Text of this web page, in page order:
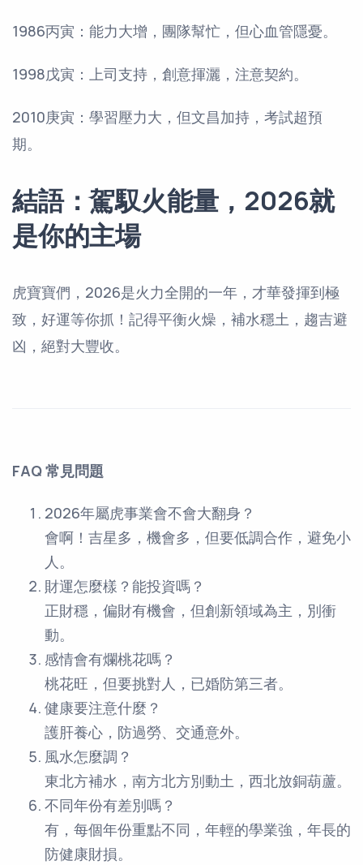
1986丙寅：能力大增，團隊幫忙，但心血管隱憂。
1998戊寅：上司支持，創意揮灑，注意契約。
2010庚寅：學習壓力大，但文昌加持，考試超預
期。
結語：駕馭火能量，2026就
是你的主場
虎寶寶們，2026是火力全開的一年，才華發揮到極
致，好運等你抓！記得平衡火燥，補水穩土，趨吉避
凶，絕對大豐收。
FAQ 常見問題
2026年屬虎事業會不會大翻身？
會啊！吉星多，機會多，但要低調合作，避免小
人。
財運怎麼樣？能投資嗎？
正財穩，偏財有機會，但創新領域為主，別衝
動。
感情會有爛桃花嗎？
桃花旺，但要挑對人，已婚防第三者。
健康要注意什麼？
護肝養心，防過勞、交通意外。
風水怎麼調？
東北方補水，南方北方別動土，西北放銅葫蘆。
不同年份有差別嗎？
有，每個年份重點不同，年輕的學業強，年長的
防健康財損。